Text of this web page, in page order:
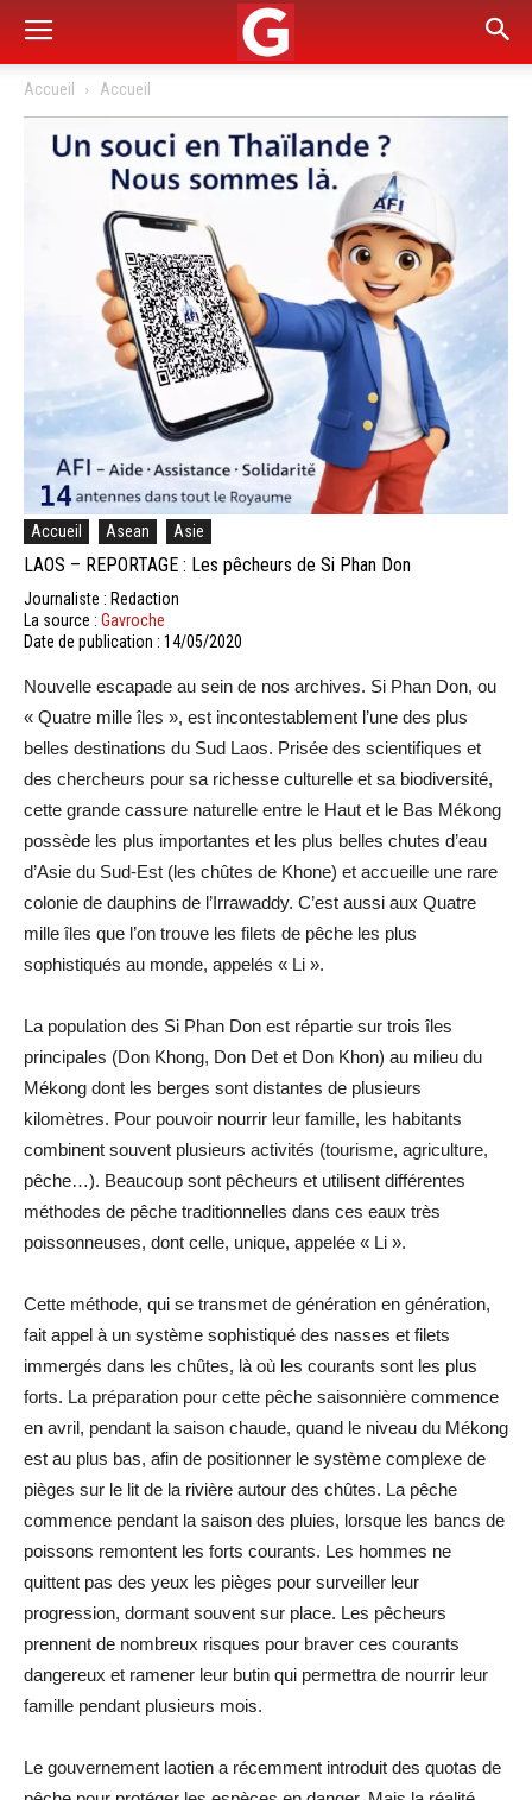
Accueil Accueil
Accueil Asean Asie
LAOS – REPORTAGE : Les pêcheurs de Si Phan Don
Journaliste : Redaction
La source : Gavroche
Date de publication : 14/05/2020
Nouvelle escapade au sein de nos archives. Si Phan Don, ou
« Quatre mille îles », est incontestablement l’une des plus
belles destinations du Sud Laos. Prisée des scientifiques et
des chercheurs pour sa richesse culturelle et sa biodiversité,
cette grande cassure naturelle entre le Haut et le Bas Mékong
possède les plus importantes et les plus belles chutes d’eau
d’Asie du Sud-Est (les chûtes de Khone) et accueille une rare
colonie de dauphins de l’Irrawaddy. C’est aussi aux Quatre
mille îles que l’on trouve les filets de pêche les plus
sophistiqués au monde, appelés « Li ».
La population des Si Phan Don est répartie sur trois îles
principales (Don Khong, Don Det et Don Khon) au milieu du
Mékong dont les berges sont distantes de plusieurs
kilomètres. Pour pouvoir nourrir leur famille, les habitants
combinent souvent plusieurs activités (tourisme, agriculture,
pêche…). Beaucoup sont pêcheurs et utilisent différentes
méthodes de pêche traditionnelles dans ces eaux très
poissonneuses, dont celle, unique, appelée « Li ».
Cette méthode, qui se transmet de génération en génération,
fait appel à un système sophistiqué des nasses et filets
immergés dans les chûtes, là où les courants sont les plus
forts. La préparation pour cette pêche saisonnière commence
en avril, pendant la saison chaude, quand le niveau du Mékong
est au plus bas, afin de positionner le système complexe de
pièges sur le lit de la rivière autour des chûtes. La pêche
commence pendant la saison des pluies, lorsque les bancs de
poissons remontent les forts courants. Les hommes ne
quittent pas des yeux les pièges pour surveiller leur
progression, dormant souvent sur place. Les pêcheurs
prennent de nombreux risques pour braver ces courants
dangereux et ramener leur butin qui permettra de nourrir leur
famille pendant plusieurs mois.
Le gouvernement laotien a récemment introduit des quotas de